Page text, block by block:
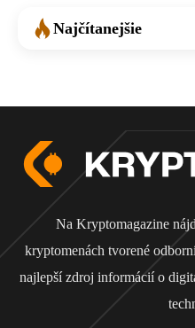
Najčítanejšie
Na Kryptomagazine
kryptomenách tvorené
najlepší zdroj informácií o